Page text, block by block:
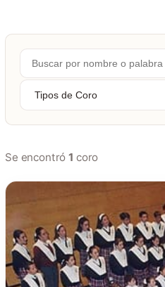
Buscar
por
nombre...
Tipos
Coro
Se encontró1 coro